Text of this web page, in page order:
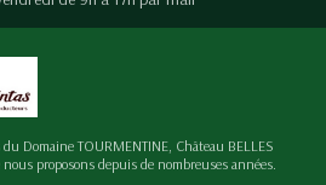
Domaine TOURMENTINE, Château BELLES
proposons depuis de nombreuses années.